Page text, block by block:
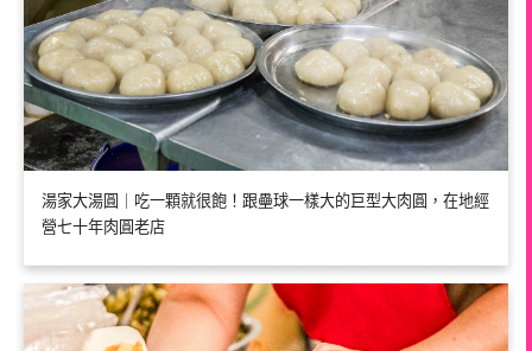
湯家大湯圓｜吃一顆就很飽！跟壘球一樣大的巨型大肉圓，在地經
營七十年肉圓老店